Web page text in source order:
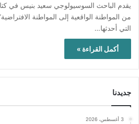
يقدم الباحث السوسيولوجي سعيد بنيس في
من المواطنة الواقعية إلى المواطنة
التي أحدثها…
أكمل القراءة »
جديدنا
3 أغسطس، 2026